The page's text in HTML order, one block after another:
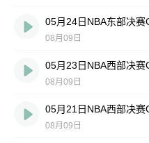
05月24日NBA东部决
08月09日
05月23日NBA西部决
08月09日
05月21日NBA西部决
08月09日